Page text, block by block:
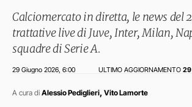
Calciomercato in diretta, le news del
trattative live di Juve, Inter, Milan,
squadre di Serie A.
29 Giugno 2026 6:00 ULTIMO AGGIORNAMENTO 29
A cura di Alessio Pediglieri, Vito Lamorte